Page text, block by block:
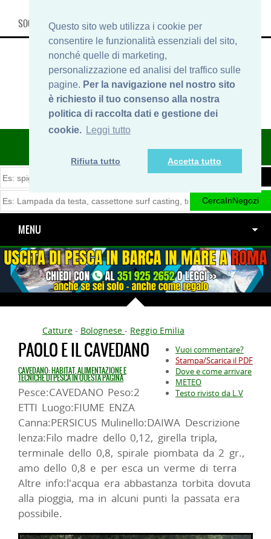
Questo sito web utilizza i cookie per
consentire le funzionalità essenziali del sito,
nonché quelle di marketing,
personalizzazione ed analisi del traffico sulle
pagine. Per la navigazione nel nostro sito
è richiesto il tuo consenso alla nostra
politica di raccolta dati e gestione dei
cookie. Leggi tutto
Rifiuta tutto Accetta tutto
SOCIAL, INFO & SHOP
ITINERARIDIPESCA.IT
MENU
Catture - Bolognese - Reggio Emilia
Vuoi commentare?
Stampa/Scarica il PDF
Dove e come arrivare
METEO
Testo rivisto da L.V
PAOLO E IL CAVEDANO
CAVEDANO: HABITAT, ALIMENTAZIONE E
TECNICHE DI PESCA IN QUESTA PAGINA
Pesce:CAVEDANO Peso:2
ETTI Luogo:FIUME ENZA
Canna:PERSICUS Mulinello:DAIWA Descrizione
lenza:Filo madre dello 0,12, girella tripla,
terminale dello 0,8, spirale piombata da 2 gr.,
amo dello 0,8 e per esca un verme di terra
Altre info:l'acqua era abbastanza torbita dovuta
alla pioggia, ma in alcuni punti la passata era
possibile.